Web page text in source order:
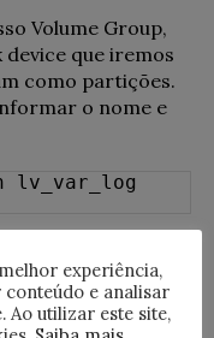
Volume Group,
que iremos
como partições.
o nome e
lv_var_log
experiência,
e analisar
Ao utilizar este site,